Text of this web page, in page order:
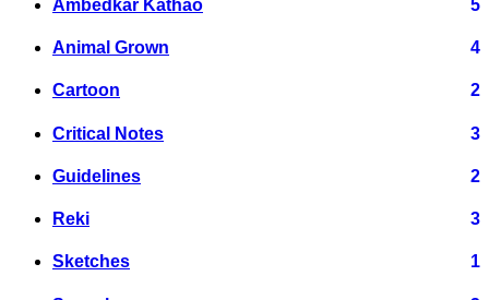
Ambedkar Kathao 5
Animal Grown 4
Cartoon 2
Critical Notes 3
Guidelines 2
Reki 3
Sketches 1